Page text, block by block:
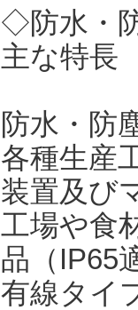
◇防水・
主な特長
防水・防
各種生産
装置及び
工場や食
品（IP65
有線タイ